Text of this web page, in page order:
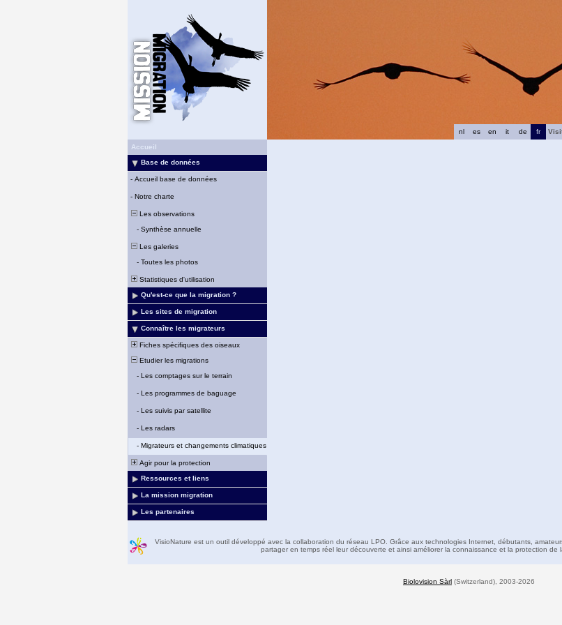
fr
de
it
en
es
nl
Accueil
Base de données
- Accueil base de données
- Notre charte
Les observations
- Synthèse annuelle
Les galeries
- Toutes les photos
Statistiques d'utilisation
Qu'est-ce que la migration ?
Les sites de migration
Connaître les migrateurs
Fiches spécifiques des oiseaux
Etudier les migrations
- Les comptages sur le terrain
- Les programmes de baguage
- Les suivis par satellite
- Les radars
- Migrateurs et changements climatiques
Agir pour la protection
Ressources et liens
La mission migration
Les partenaires
VisioNature est un outil développé avec la collaboration du réseau LPO. Grâce aux technologies Internet, débutants,
partager en temps réel leur découverte et ainsi améliorer la connaissance et la protection de
Biolovision Sàrl (Switzerland), 2003-2026